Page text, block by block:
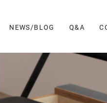
NEWS/BLOG Q&A